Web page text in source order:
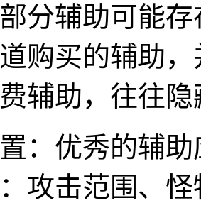
分辅助可能
购买的辅助
辅助，往往
：优秀的辅
攻击范围、